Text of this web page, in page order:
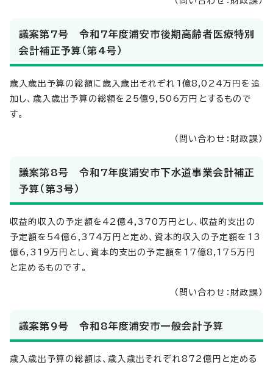
議案第7号 令和7年度浦安市後期高齢者医療特別
会計補正予算（第4号）
歳入歳出予算の総額に歳入歳出それぞれ1億8,024万円を追
加し、歳入歳出予算の総額を25億9,506万円とするもので
す。
（問い合わせ：財政課）
議案第8号 令和7年度浦安市下水道事業会計補正
予算（第3号）
収益的収入の予定額を42億4,370万円とし、収益的支出の
予定額を54億6,374万円と定め、資本的収入の予定額を13
億6,319万円とし、資本的支出の予定額を17億8,175万円
と定めるものです。
（問い合わせ：財政課）
議案第9号 令和8年度浦安市一般会計予算
歳入歳出予算の総額は、歳入歳出それぞれ872億円と定める